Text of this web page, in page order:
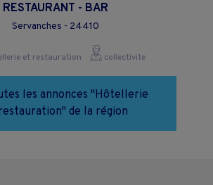
RESTAURANT - BAR
Servanches - 24410
et restauration collectivite
les annonces "Hôtellerie
de la région